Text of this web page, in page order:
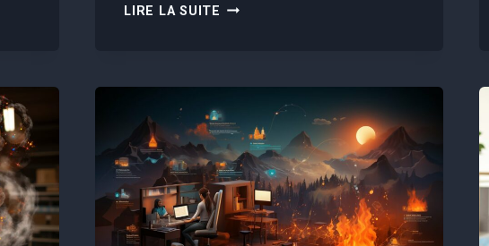
LIRE LA SUITE COMMENT
VOS
RÉUNIONS
EN
SUCCÈS
(ET
RAPIDEMENT
!)